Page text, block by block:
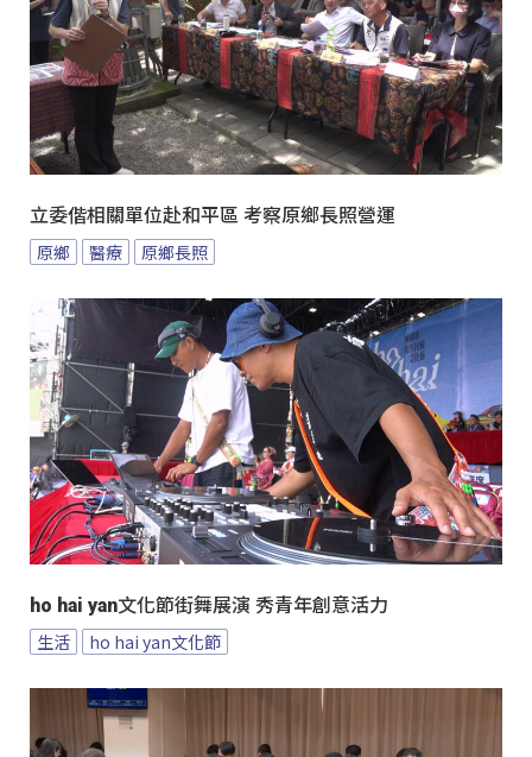
立委偕相關單位赴和平區 考察原鄉長照營運
原鄉 醫療 原鄉長照
ho hai yan文化節街舞展演 秀青年創意活力
生活 ho hai yan文化節